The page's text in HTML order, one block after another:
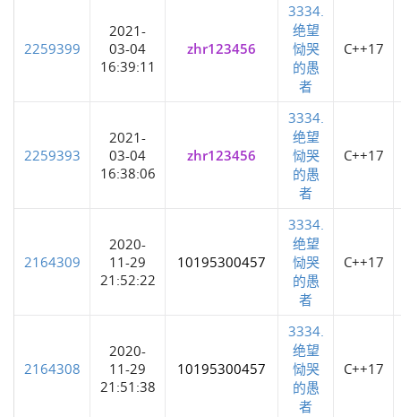
2259399
2021-
03-04
16:39:11
zhr123456
3334.
绝望
恸哭
的愚
者
C++17
2259393
2021-
03-04
16:38:06
zhr123456
3334.
绝望
恸哭
的愚
者
C++17
2164309
2020-
11-29
21:52:22
10195300457
3334.
绝望
恸哭
的愚
者
C++17
2164308
2020-
11-29
21:51:38
10195300457
3334.
绝望
恸哭
的愚
者
C++17